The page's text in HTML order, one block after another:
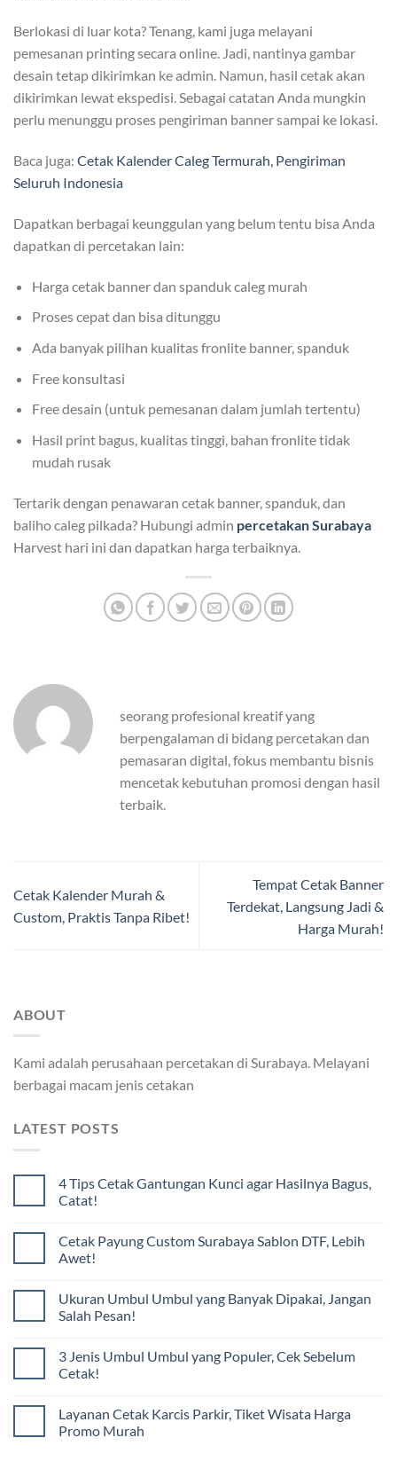
Berlokasi di luar kota? Tenang, kami juga melayani
pemesanan printing secara online. Jadi, nantinya gambar
desain tetap dikirimkan ke admin. Namun, hasil cetak akan
dikirimkan lewat ekspedisi. Sebagai catatan Anda mungkin
perlu menunggu proses pengiriman banner sampai ke lokasi.
Baca juga: Cetak Kalender Caleg Termurah, Pengiriman
Seluruh Indonesia
Dapatkan berbagai keunggulan yang belum tentu bisa Anda
dapatkan di percetakan lain:
Harga cetak banner dan spanduk caleg murah
Proses cepat dan bisa ditunggu
Ada banyak pilihan kualitas fronlite banner, spanduk
Free konsultasi
Free desain (untuk pemesanan dalam jumlah tertentu)
Hasil print bagus, kualitas tinggi, bahan fronlite tidak
mudah rusak
Tertarik dengan penawaran cetak banner, spanduk, dan
baliho caleg pilkada? Hubungi admin percetakan Surabaya
Harvest hari ini dan dapatkan harga terbaiknya.
seorang profesional kreatif yang
berpengalaman di bidang percetakan dan
pemasaran digital, fokus membantu bisnis
mencetak kebutuhan promosi dengan hasil
terbaik.
Cetak Kalender Murah &
Custom, Praktis Tanpa Ribet!
Tempat Cetak Banner
Terdekat, Langsung Jadi &
Harga Murah!
ABOUT
Kami adalah perusahaan percetakan di Surabaya. Melayani
berbagai macam jenis cetakan
LATEST POSTS
4 Tips Cetak Gantungan Kunci agar Hasilnya Bagus,
Catat!
Cetak Payung Custom Surabaya Sablon DTF, Lebih
Awet!
Ukuran Umbul Umbul yang Banyak Dipakai, Jangan
Salah Pesan!
3 Jenis Umbul Umbul yang Populer, Cek Sebelum
Cetak!
Layanan Cetak Karcis Parkir, Tiket Wisata Harga
Promo Murah